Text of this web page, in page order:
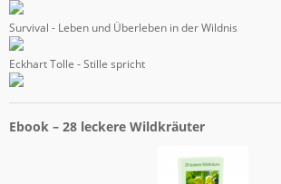
Survival - Leben und Überleben in der Wildnis
Eckhart Tolle - Stille spricht
Ebook – 28 leckere Wildkräuter